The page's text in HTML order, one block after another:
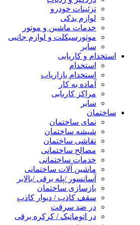
تزئینات خودرو
لوازم یدکی
خدمات ماشین و موتور
موتورسیکلت و لوازم جانبی
سایر
استخدام و کاریابی
استخدام
استخدام بازاریاب
آماده به کار
مراکز کاریابی
سایر
ساختمان
نمای ساختمان
شیشه ساختمان
نقاشی ساختمان
مصالح ساختمانی
خدمات ساختمانی
ماشین آلات ساختمانی
آسانسور /پله برقی /بالابر
بازسازی ساختمان
سقف کاذب / دیوار کاذب
در ضد سرقت
در اتوماتیک / کرکره برقی